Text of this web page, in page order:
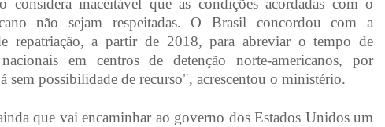
considera inaceitável que as condições acordadas com o
não sejam respeitadas. O Brasil concordou com a
repatriação, a partir de 2018, para abreviar o tempo de
nacionais em centros de detenção norte-americanos, por
sem possibilidade de recurso", acrescentou o ministério.
que vai encaminhar ao governo dos Estados Unidos um